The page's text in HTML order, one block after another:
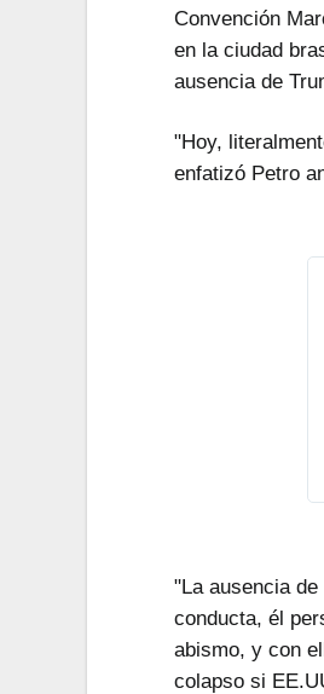
Convención
en la ciudad
ausencia de
"Hoy,
enfatizó Petro
"La ausencia
conducta, él
abismo, y con
colapso si